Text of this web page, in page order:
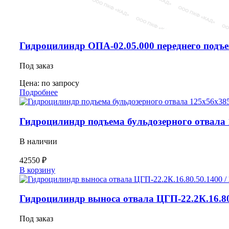
Гидроцилиндр ОПА-02.05.000 переднего
Под заказ
Цена: по запросу
Подробнее
Гидроцилиндр подъема бульдозерного отвала
В наличии
42550 ₽
Количество
товара
подъема
бульдозерного
отвала
125х56х385
В корзину
Гидроцилиндр выноса отвала ЦГП-
Под заказ